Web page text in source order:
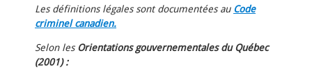
Les définitions légales sont documentées au Code
criminel canadien.
Selon les Orientations gouvernementales du Québec
(2001) :